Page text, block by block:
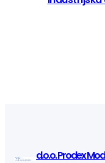
d.o.o. Prodex